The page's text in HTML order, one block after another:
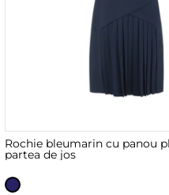
Rochie bleumarin cu panou
partea de jos